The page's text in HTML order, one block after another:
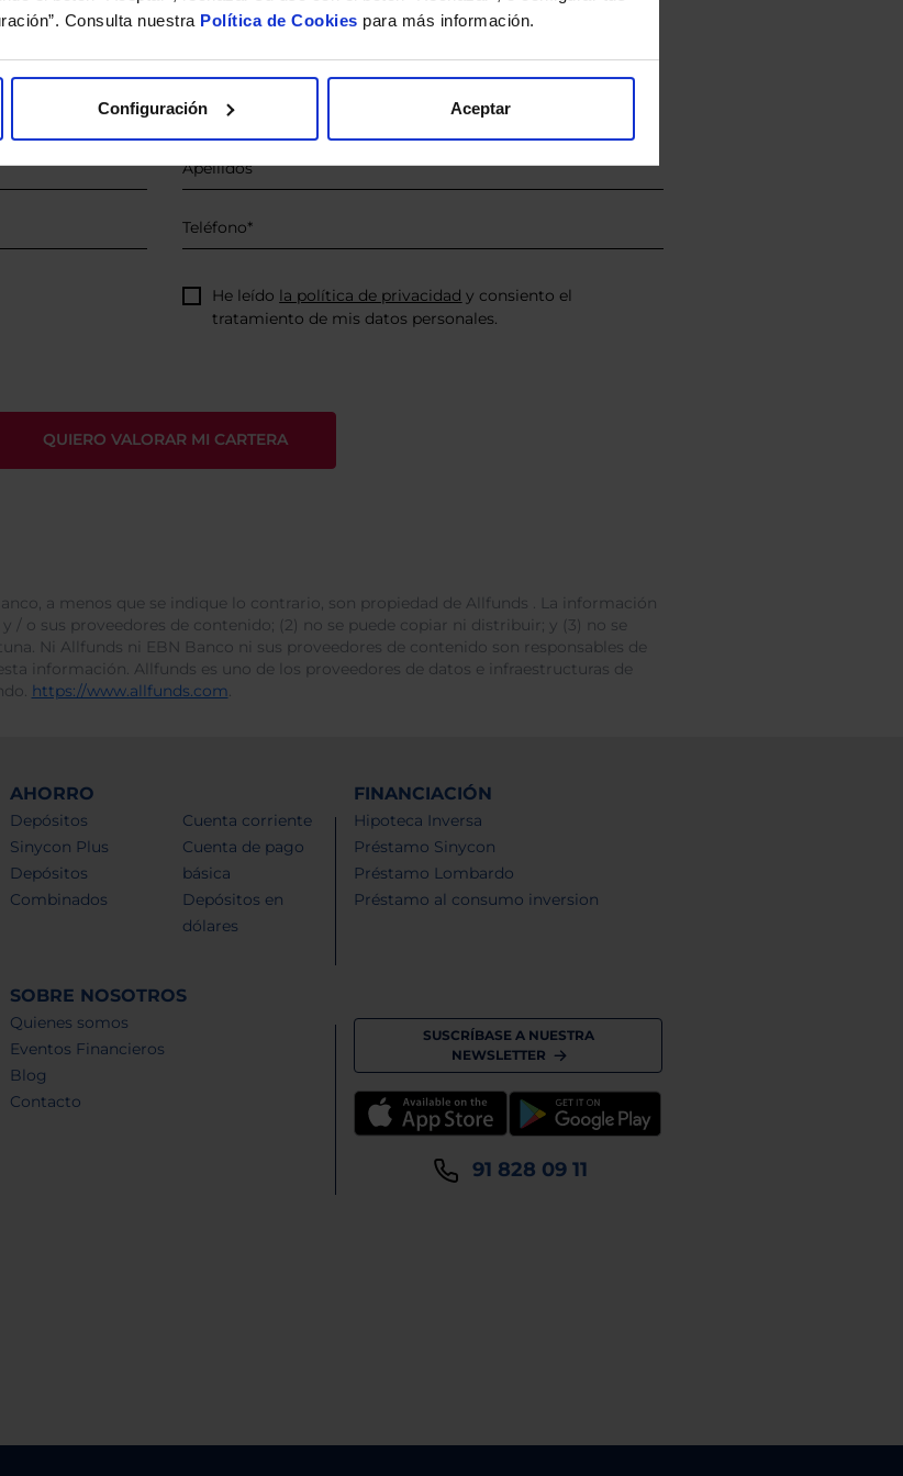
Consulta nuestra Política de Cookies para más información.
Configuración Aceptar
ISINs de sus Fondos y nuestros expertos le enviarán un estudio gratuito
las que podrá ahorrar en sus costes.
He leído la política de privacidad y consiento el
tratamiento de mis datos personales.
a menos que se indique lo contrario, son propiedad de Allfunds . La información
/ o sus proveedores de contenido; (2) no se puede copiar ni distribuir; y (3) no se
Ni Allfunds ni EBN Banco ni sus proveedores de contenido son responsables de
información. Allfunds es uno de los proveedores de datos e infraestructuras de
https://www.allfunds.com.
AHORRO
Depósitos
Sinycon Plus
Depósitos
Combinados
Cuenta corriente
Cuenta de pago
básica
Depósitos en
dólares
FINANCIACIÓN
Hipoteca Inversa
Préstamo Sinycon
Préstamo Lombardo
Préstamo al consumo inversion
SOBRE NOSOTROS
Quienes somos
Eventos Financieros
Blog
Contacto
SUSCRÍBASE A NUESTRA
NEWSLETTER
91 828 09 11